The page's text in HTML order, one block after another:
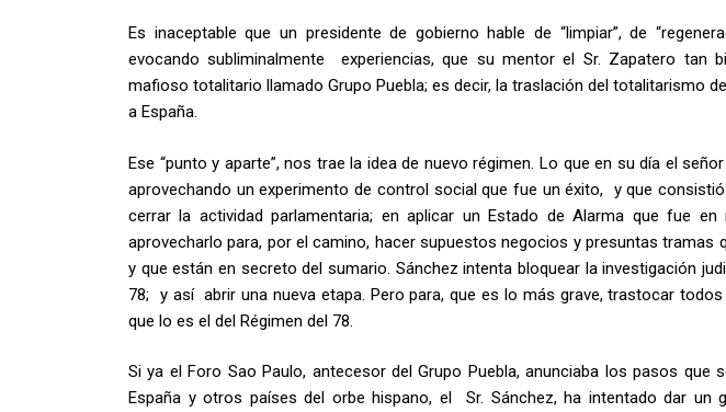
Es inaceptable que un presidente de gobierno hable de “limpiar”, de
evocando subliminalmente experiencias, que su mentor el Sr. Zapatero tan
mafioso totalitario llamado Grupo Puebla; es decir, la traslación del totalitarismo
a España.
Ese “punto y aparte”, nos trae la idea de nuevo régimen. Lo que en su día el
aprovechando un experimento de control social que fue un éxito, y que
cerrar la actividad parlamentaria; en aplicar un Estado de Alarma que fue
aprovecharlo para, por el camino, hacer supuestos negocios y presuntas tramas
y que están en secreto del sumario. Sánchez intenta bloquear la investigación
78; y así abrir una nueva etapa. Pero para, que es lo más grave, trastocar
que lo es el del Régimen del 78.
Si ya el Foro Sao Paulo, antecesor del Grupo Puebla, anunciaba los pasos
España y otros países del orbe hispano, el Sr. Sánchez, ha intentado dar